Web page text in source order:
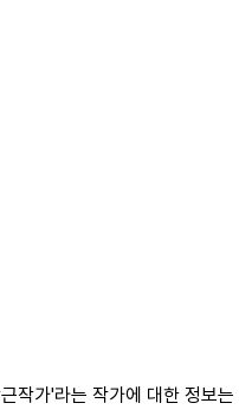
가'라는 작가에 대한 정보